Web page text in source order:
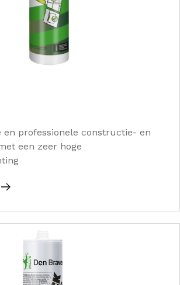
en professionele constructie- en
een zeer hoge